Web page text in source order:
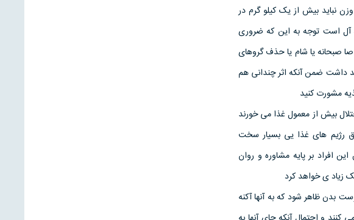
نباید بیش از یک کیلو گرم در
آل است توجه به این که ضروری
صبحانه یا شام یا حذف گروهای
خواهد داشت ضمن آنکه اثر چندانی هم
مشورت کنید
بیش از معمول غذا می خورند
رژیم های غذا یی بسیار سخت
و یا استفاده از داروهای ادرار آور یا مسهل می نمایند 0 درمان این افراد بر پایه مشاوره و روان
بدن ظاهر شود که به آنها آکنه